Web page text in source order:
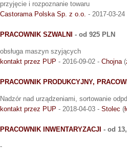
przyjęcie i rozpoznanie towaru
Castorama Polska Sp. z o.o. - 2017-03-24
PRACOWNIK SZWALNI - od 925 PLN
obsługa maszyn szyjących
kontakt przez PUP - 2016-09-02 - Chojna(
PRACOWNIK PRODUKCYJNY,
Nadzór nad urządzeniami, sortowanie
kontakt przez PUP - 2018-04-03 - Stolec (
PRACOWNIK INWENTARYZACJI - od
-